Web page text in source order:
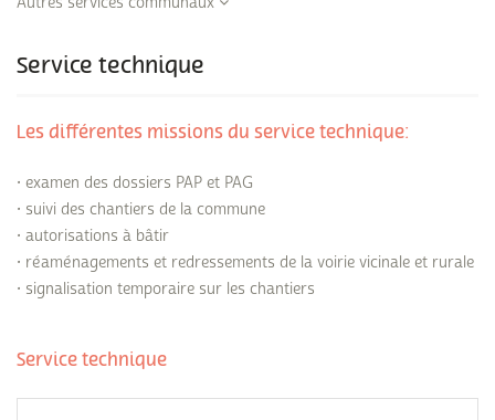
Service technique
Les différentes missions du service technique:
• examen des dossiers PAP et PAG
• suivi des chantiers de la commune
• autorisations à bâtir
• réaménagements et redressements de la voirie vicinale et rurale
• signalisation temporaire sur les chantiers
Service technique